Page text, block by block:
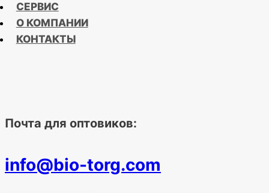
СЕРВИС
О КОМПАНИИ
КОНТАКТЫ
Почта для оптовиков:
info@bio-torg.com